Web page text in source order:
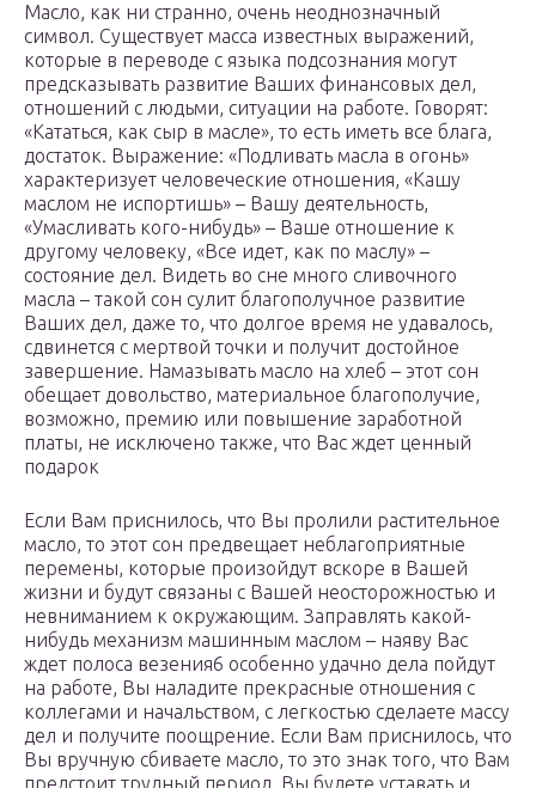
Масло, как ни странно, очень неоднозначный
символ. Существует масса известных выражений,
которые в переводе с языка подсознания могут
предсказывать развитие Ваших финансовых дел,
отношений с людьми, ситуации на работе. Говорят:
«Кататься, как сыр в масле», то есть иметь все блага,
достаток. Выражение: «Подливать масла в огонь»
характеризует человеческие отношения, «Кашу
маслом не испортишь» – Вашу деятельность,
«Умасливать кого-нибудь» – Ваше отношение к
другому человеку, «Все идет, как по маслу» –
состояние дел. Видеть во сне много сливочного
масла – такой сон сулит благополучное развитие
Ваших дел, даже то, что долгое время не удавалось,
сдвинется с мертвой точки и получит достойное
завершение. Намазывать масло на хлеб – этот сон
обещает довольство, материальное благополучие,
возможно, премию или повышение заработной
платы, не исключено также, что Вас ждет ценный
подарок
Если Вам приснилось, что Вы пролили растительное
масло, то этот сон предвещает неблагоприятные
перемены, которые произойдут вскоре в Вашей
жизни и будут связаны с Вашей неосторожностью и
невниманием к окружающим. Заправлять какой-
нибудь механизм машинным маслом – наяву Вас
ждет полоса везения6 особенно удачно дела пойдут
на работе, Вы наладите прекрасные отношения с
коллегами и начальством, с легкостью сделаете массу
дел и получите поощрение. Если Вам приснилось, что
Вы вручную сбиваете масло, то это знак того, что Вам
предстоит трудный период, Вы будете уставать и